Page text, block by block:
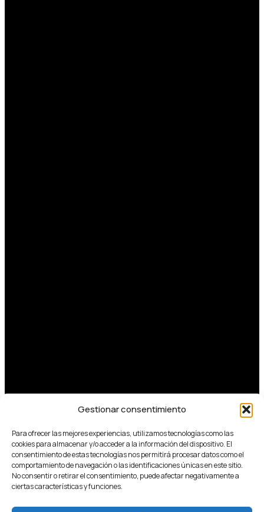
Gestionar consentimiento
Para ofrecer las mejores experiencias, utilizamos tecnologías como las
cookies para almacenar y/o acceder a la información del dispositivo. El
consentimiento de estas tecnologías nos permitirá procesar datos como el
comportamiento de navegación o las identificaciones únicas en este sitio.
No consentir o retirar el consentimiento, puede afectar negativamente a
ciertas características y funciones.